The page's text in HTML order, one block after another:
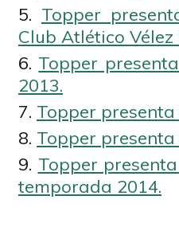
Topper
Club Atlético Vélez
Topper
2013.
Topper
Topper
Topper
temporada 2014.